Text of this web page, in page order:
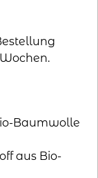
Baumwolle
aus Bio-